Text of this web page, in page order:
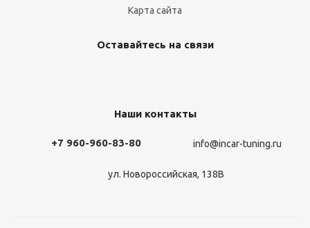
Карта сайта
Оставайтесь на связи
Наши контакты
+7 960-960-83-80 info@incar-tuning.ru
ул. Новороссийская, 138В